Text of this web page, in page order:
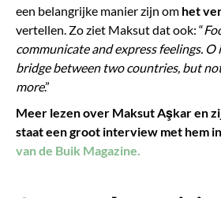
een belangrijke manier zijn om het
vertellen. Zo ziet Maksut dat ook: “
communicate and express feelings. O
bridge between two countries, but
more.”
Meer lezen over Maksut Aşkar en
staat een groot interview met hem in
van de Buik Magazine.